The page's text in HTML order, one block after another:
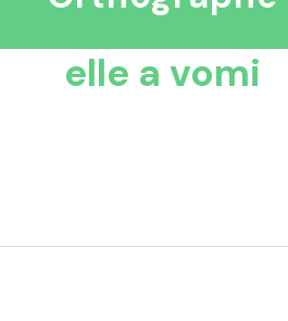
elle a vomi